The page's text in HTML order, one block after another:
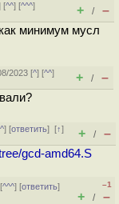
[^^] [^^^]
+ / –
минимум мусл
2023 [^] [^^]
+ / –
] [ответить][↑]
+ / –
gcd-amd64.S
^^^] [ответить]
–1
+ / –